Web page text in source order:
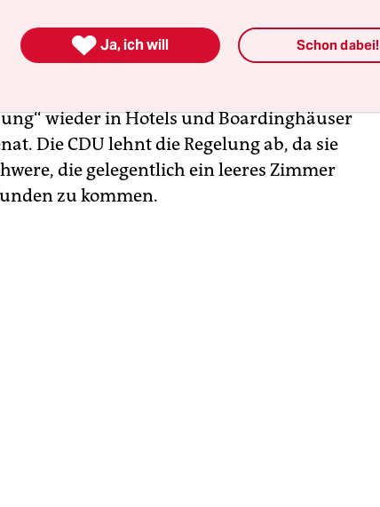
für den regulären Mietmarkt
wieder in Hotels und Boardinghäuser
Die CDU lehnt die Regelung ab, da sie
die gelegentlich ein leeres Zimmer
zu kommen.
 Ja, ich will Schon dabei!